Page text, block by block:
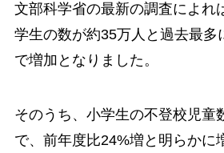
文部科学省の最新の調査によれ
学生の数が約35万人と過去最多
で増加となりました。
そのうち、小学生の不登校児童
で、前年度比24%増と明らかに